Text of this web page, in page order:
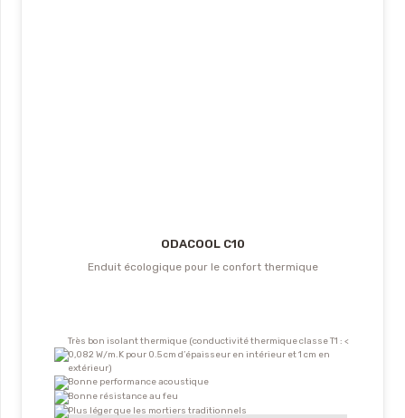
ODACOOL C10
Enduit écologique pour le confort thermique
Très bon isolant thermique (conductivité thermique classe T1 : <
0,082 W/m.K pour 0.5 cm d’épaisseur en intérieur et 1 cm en
extérieur)
Bonne performance acoustique
Bonne résistance au feu
Plus léger que les mortiers traditionnels